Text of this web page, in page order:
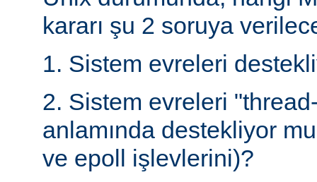
kararı şu 2 soruya
1. Sistem evreleri
2. Sistem evreleri
anlamında destekliyor
ve epoll işlevlerini)?